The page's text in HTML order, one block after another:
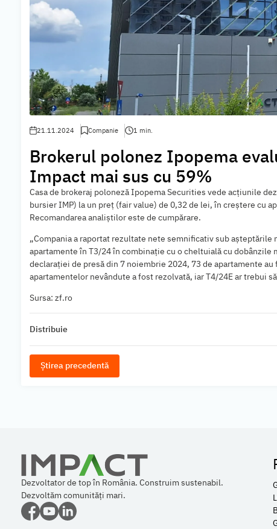
21.11.2024 Companie 1 min.
Brokerul polonez Ipopema
Impact mai sus cu 59%
Casa de brokeraj poloneză Ipopema Securities vede acţiunile
bursier IMP) la un preţ (fair value) de 0,32 de lei, în creştere cu
Recomandarea analiştilor este de cumpărare.
„Compania a raportat rezultate nete semnificativ sub
apartamente în T3/24 în combinaţie cu o cheltuială cu dobânzile
declaraţiei de presă din 7 noiembrie 2024, 73 de apartamente
apartamentelor nevândute a fost rezolvată, iar T4/24E ar trebui
Sursa: zf.ro
Distribuie
Știrea precedentă
Dezvoltator de top în România. Construim sustenabil.
Dezvoltăm comunități mari.